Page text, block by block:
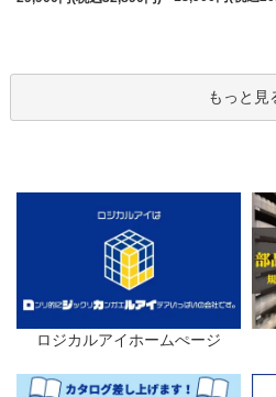
もっと見
ロジカルアイホームぺージ